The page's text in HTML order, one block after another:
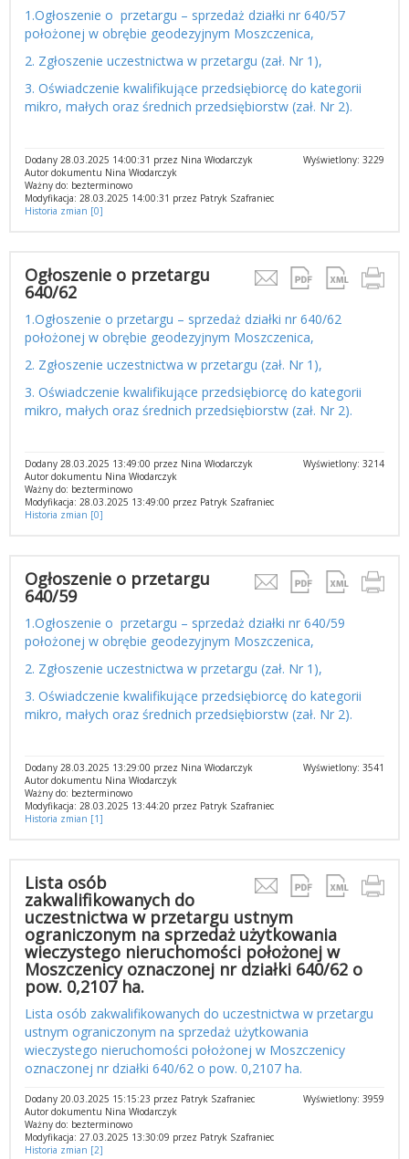
1.Ogłoszenie o przetargu – sprzedaż działki nr 640/57
położonej w obrębie geodezyjnym Moszczenica,
2. Zgłoszenie uczestnictwa w przetargu (zał. Nr 1),
3. Oświadczenie kwalifikujące przedsiębiorcę do kategorii
mikro, małych oraz średnich przedsiębiorstw (zał. Nr 2).
Wyświetlony: 3229
Dodany 28.03.2025 14:00:31 przez Nina Włodarczyk
Autor dokumentu Nina Włodarczyk
Ważny do: bezterminowo
Modyfikacja: 28.03.2025 14:00:31 przez Patryk Szafraniec
Historia zmian [0]
Ogłoszenie o przetargu
640/62
1.Ogłoszenie o przetargu – sprzedaż działki nr 640/62
położonej w obrębie geodezyjnym Moszczenica,
2. Zgłoszenie uczestnictwa w przetargu (zał. Nr 1),
3. Oświadczenie kwalifikujące przedsiębiorcę do kategorii
mikro, małych oraz średnich przedsiębiorstw (zał. Nr 2).
Wyświetlony: 3214
Dodany 28.03.2025 13:49:00 przez Nina Włodarczyk
Autor dokumentu Nina Włodarczyk
Ważny do: bezterminowo
Modyfikacja: 28.03.2025 13:49:00 przez Patryk Szafraniec
Historia zmian [0]
Ogłoszenie o przetargu
640/59
1.Ogłoszenie o przetargu – sprzedaż działki nr 640/59
położonej w obrębie geodezyjnym Moszczenica,
2. Zgłoszenie uczestnictwa w przetargu (zał. Nr 1),
3. Oświadczenie kwalifikujące przedsiębiorcę do kategorii
mikro, małych oraz średnich przedsiębiorstw (zał. Nr 2).
Wyświetlony: 3541
Dodany 28.03.2025 13:29:00 przez Nina Włodarczyk
Autor dokumentu Nina Włodarczyk
Ważny do: bezterminowo
Modyfikacja: 28.03.2025 13:44:20 przez Patryk Szafraniec
Historia zmian [1]
Lista osób
zakwalifikowanych do
uczestnictwa w przetargu ustnym
ograniczonym na sprzedaż użytkowania
wieczystego nieruchomości położonej w
Moszczenicy oznaczonej nr działki 640/62 o
pow. 0,2107 ha.
Lista osób zakwalifikowanych do uczestnictwa w przetargu
ustnym ograniczonym na sprzedaż użytkowania
wieczystego nieruchomości położonej w Moszczenicy
oznaczonej nr działki 640/62 o pow. 0,2107 ha.
Wyświetlony: 3959
Dodany 20.03.2025 15:15:23 przez Patryk Szafraniec
Autor dokumentu Nina Włodarczyk
Ważny do: bezterminowo
Modyfikacja: 27.03.2025 13:30:09 przez Patryk Szafraniec
Historia zmian [2]